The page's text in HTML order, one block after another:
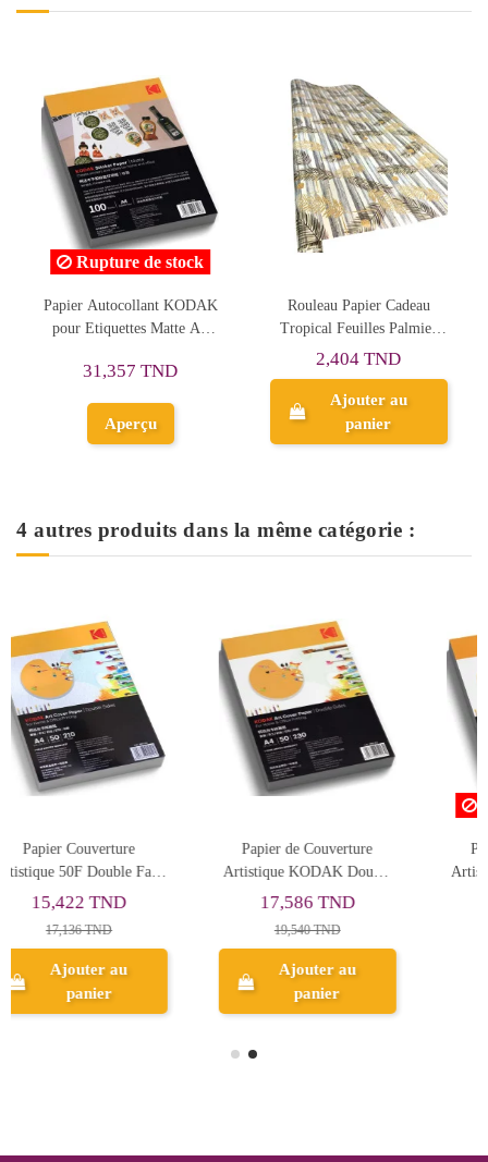
Rupture de stock
Papier Autocollant KODAK
pour Etiquettes Matte A4
31,357 TND
Aperçu
Rouleau Papier Cadeau
Tropical Feuilles Palmier
Dorées, 100/70cm
2,404 TND
Ajouter au
panier
4 autres produits dans la même catégorie :
Double
Papier de Couverture
Artistique KODAK Double
Papier de
Artistique KODAK